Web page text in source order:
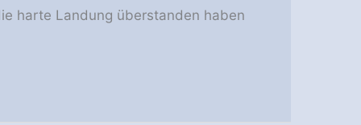
harte Landung überstanden haben